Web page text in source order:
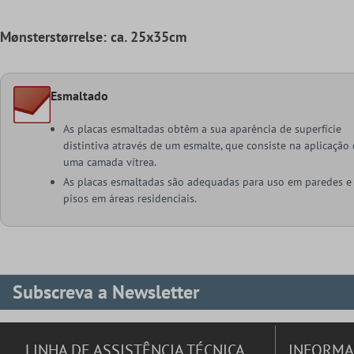
Mønsterstørrelse: ca. 25x35cm
Esmaltado
As placas esmaltadas obtêm a sua aparência de superfície
distintiva através de um esmalte, que consiste na aplicação
uma camada vítrea.
As placas esmaltadas são adequadas para uso em paredes e
pisos em áreas residenciais.
Subscreva a Newsletter